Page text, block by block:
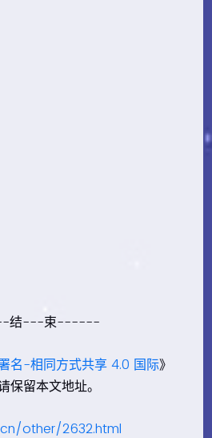
结---束------
名-相同方式共享 4.0 国际》
保留本文地址。
other/2632.html